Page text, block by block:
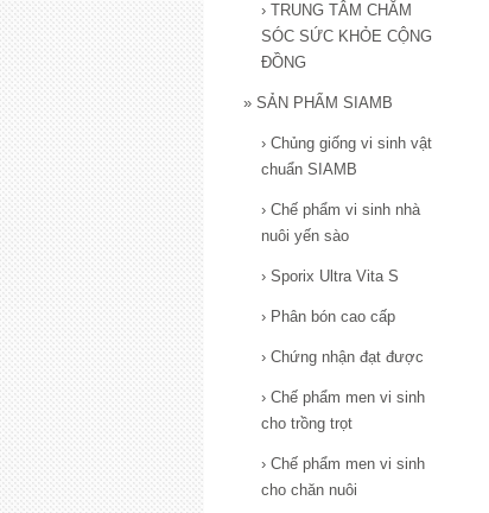
› TRUNG TÂM CHĂM
SÓC SỨC KHỎE CỘNG
ĐỒNG
» SẢN PHẨM SIAMB
› Chủng giống vi sinh vật
chuẩn SIAMB
› Chế phẩm vi sinh nhà
nuôi yến sào
› Sporix Ultra Vita S
› Phân bón cao cấp
› Chứng nhận đạt được
› Chế phẩm men vi sinh
cho trồng trọt
› Chế phẩm men vi sinh
cho chăn nuôi